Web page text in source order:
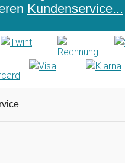
Kundenservice...